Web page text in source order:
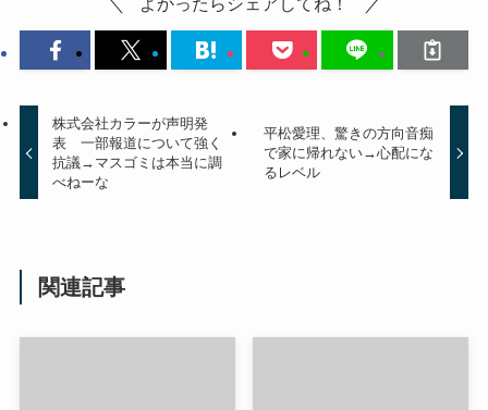
株式会社カラーが声明発
表 一部報道について強く
抗議→マスゴミは本当に調
べねーな
平松愛理、驚きの方向音痴
で家に帰れない→心配にな
るレベル
関連記事